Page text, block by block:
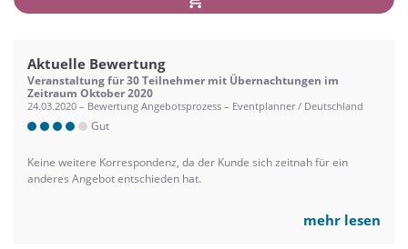
Aktuelle Bewertung
Veranstaltung für 30 Teilnehmer mit Übernachtungen im
Zeitraum Oktober 2020
24.03.2020 – Bewertung Angebotsprozess – Eventplanner / Deutschland
Gut
Keine weitere Korrespondenz, da der Kunde sich zeitnah für ein
anderes Angebot entschieden hat.
mehr lesen